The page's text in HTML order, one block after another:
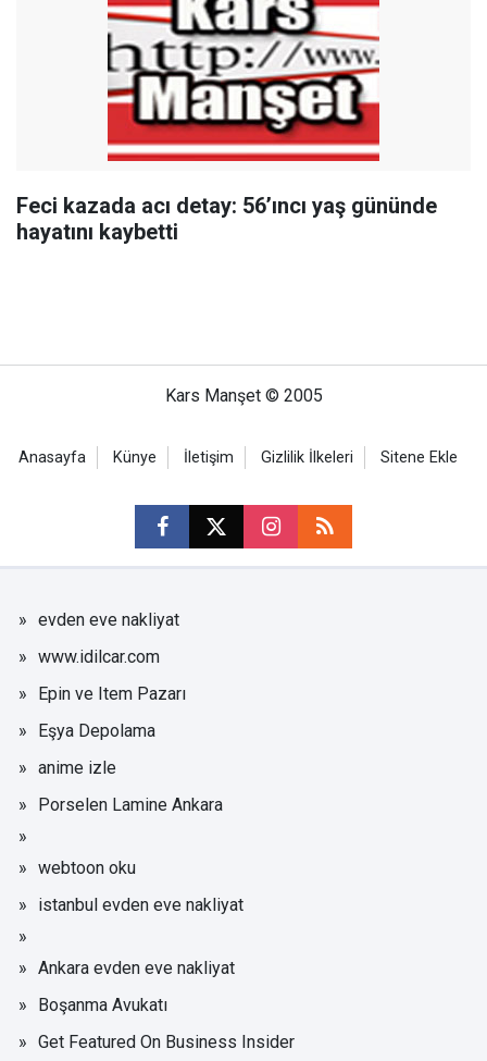
Feci kazada acı detay: 56’ıncı yaş gününde
hayatını kaybetti
Kars Manşet © 2005
Anasayfa Künye İletişim Gizlilik İlkeleri Sitene Ekle
evden eve nakliyat
www.idilcar.com
Epin ve Item Pazarı
Eşya Depolama
anime izle
Porselen Lamine Ankara
webtoon oku
istanbul evden eve nakliyat
Ankara evden eve nakliyat
Boşanma Avukatı
Get Featured On Business Insider